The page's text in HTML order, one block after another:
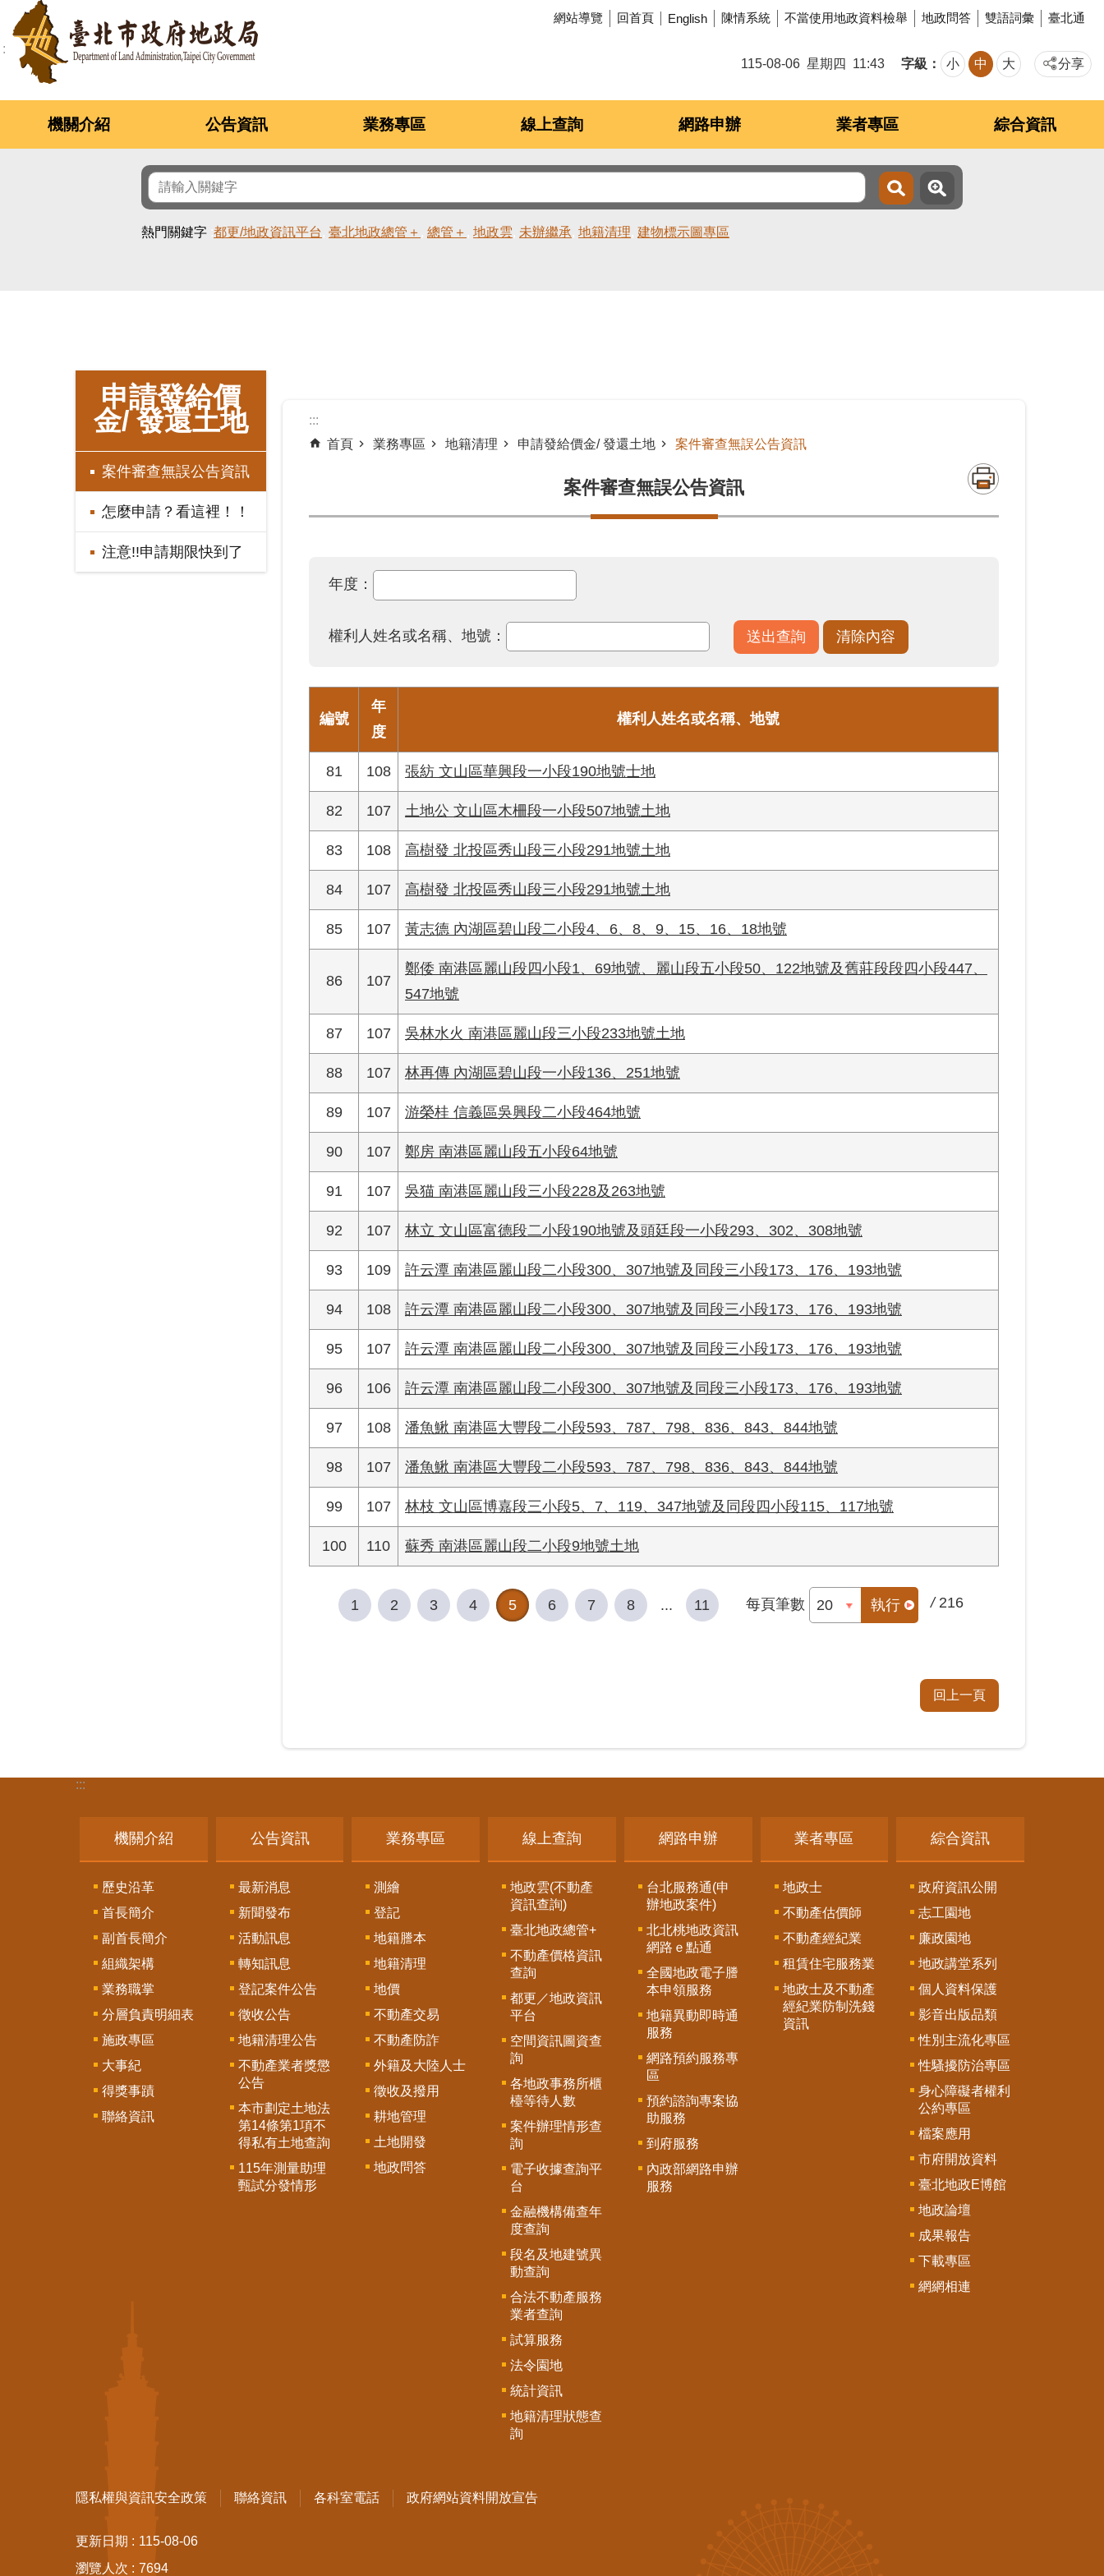
跳到主要內容區塊 網站導覽 回首頁 English 陳情系統 不當使用地政資料檢舉 地政問答 雙語詞彙 臺北通
115-08-06 星期四 11:43 字級 小 中 大 分享
機關介紹 公告資訊 業務專區 線上查詢 網路申辦 業者專區 綜合資訊
熱門關鍵字 都更/地政資訊平台 臺北地政總管＋ 總管＋ 地政雲 未辦繼承 地籍清理 建物標示圖專區
申請發給價
金/ 發還土地
案件審查無誤公告資訊
怎麼申請？看這裡！！
注意!!申請期限快到了
:::
首頁
業務專區 地籍清理 申請發給價金/ 發還土地 案件審查無誤公告資訊
案件審查無誤公告資訊
年度：
權利人姓名或名稱、地號：
編號
年
度
權利人姓名或名稱、地號
81 108 張紡 文山區華興段一小段190地號士地
82 107 土地公 文山區木柵段一小段507地號土地
83 108 高樹發 北投區秀山段三小段291地號土地
84 107 高樹發 北投區秀山段三小段291地號土地
85 107 黃志德 內湖區碧山段二小段4、6、8、9、15、16、18地號
86 107
鄭倭 南港區麗山段四小段1、69地號、麗山段五小段50、122地號及舊莊段段四小段447、
547地號
87 107 吳林水火 南港區麗山段三小段233地號土地
88 107 林再傳 內湖區碧山段一小段136、251地號
89 107 游榮桂 信義區吳興段二小段464地號
90 107 鄭房 南港區麗山段五小段64地號
91 107 吳猫 南港區麗山段三小段228及263地號
92 107 林立 文山區富德段二小段190地號及頭廷段一小段293、302、308地號
93 109 許云潭 南港區麗山段二小段300、307地號及同段三小段173、176、193地號
94 108 許云潭 南港區麗山段二小段300、307地號及同段三小段173、176、193地號
95 107 許云潭 南港區麗山段二小段300、307地號及同段三小段173、176、193地號
96 106 許云潭 南港區麗山段二小段300、307地號及同段三小段173、176、193地號
97 108 潘魚鰍 南港區大豐段二小段593、787、798、836、843、844地號
98 107 潘魚鰍 南港區大豐段二小段593、787、798、836、843、844地號
99 107 林枝 文山區博嘉段三小段5、7、119、347地號及同段四小段115、117地號
100 110 蘇秀 南港區麗山段二小段9地號土地
1 2 3 4 5 6 7 8 ... 11 每頁筆數 執行 / 216
回上一頁
:::
機關介紹
歷史沿革
首長簡介
副首長簡介
組織架構
業務職掌
分層負責明細表
施政專區
大事紀
得獎事蹟
聯絡資訊
公告資訊
最新消息
新聞發布
活動訊息
轉知訊息
登記案件公告
徵收公告
地籍清理公告
不動產業者獎懲
公告
本市劃定土地法
第14條第1項不
得私有土地查詢
115年測量助理
甄試分發情形
業務專區
測繪
登記
地籍謄本
地籍清理
地價
不動產交易
不動產防詐
外籍及大陸人士
徵收及撥用
耕地管理
土地開發
地政問答
線上查詢
地政雲(不動產
資訊查詢)
臺北地政總管+
不動產價格資訊
查詢
都更／地政資訊
平台
空間資訊圖資查
詢
各地政事務所櫃
檯等待人數
案件辦理情形查
詢
電子收據查詢平
台
金融機構備查年
度查詢
段名及地建號異
動查詢
合法不動產服務
業者查詢
試算服務
法令園地
統計資訊
地籍清理狀態查
詢
網路申辦
台北服務通(申
辦地政案件)
北北桃地政資訊
網路ｅ點通
全國地政電子謄
本申領服務
地籍異動即時通
服務
網路預約服務專
區
預約諮詢專案協
助服務
到府服務
內政部網路申辦
服務
業者專區
地政士
不動產估價師
不動產經紀業
租賃住宅服務業
地政士及不動產
經紀業防制洗錢
資訊
綜合資訊
政府資訊公開
志工園地
廉政園地
地政講堂系列
個人資料保護
影音出版品類
性別主流化專區
性騷擾防治專區
身心障礙者權利
公約專區
檔案應用
市府開放資料
臺北地政E博館
地政論壇
成果報告
下載專區
網網相連
隱私權與資訊安全政策 聯絡資訊 各科室電話 政府網站資料開放宣告
更新日期
115-08-06
瀏覽人次
7694